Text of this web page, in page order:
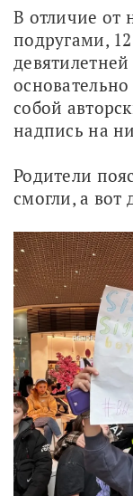
В отличие от
подругами,
собой
надпись на
Родители
смогли, а вот